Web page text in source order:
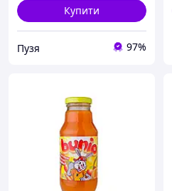
Купити
Пузя 97%